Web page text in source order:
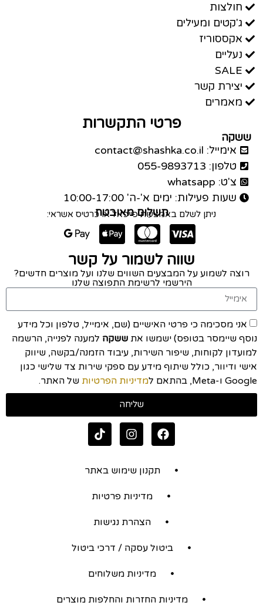
חולצות
ג'קטים ומעילים
אקססוריז
נעליים
SALE
יצירת קשר
מאמרים
פרטי התקשרות
ששקה
אימייל: contact@shashka.co.il
טלפון: 055-9893713
צ'ט: whatsapp
שעות פעילות: ימים א'-ה' 10:00-17:00
תשלום מאובטח
ניתן לשלם באמצעות פייפאל או כרטיס אשראי:
שווה לשמור על קשר
רוצה לשמוע על המבצעים השווים שלנו ועל מוצרים חדשים?
הירשמי לרשימת התפוצה שלנו
אני מסכימה כי פרטי האישיים (שם, אימייל, טלפון וכל מידע
נוסף שיימסר בטופס) ישמשו את ששקה למענה לפנייה, הרשמה
למועדון לקוחות, שיפור השירות, עיבוד הזמנה/בקשה, שיווק
אישי ודיוור, כולל שיתוף מידע עם ספקי שירות צד שלישי כגון
Google ו-Meta, בהתאם ל
מדיניות הפרטיות של האתר.
שליחה
תקנון שימוש באתר
מדיניות פרטיות
הצהרת נגישות
ביטול עסקה / דרכי ביטול
מדיניות משלוחים
מדיניות החזרות והחלפות מוצרים